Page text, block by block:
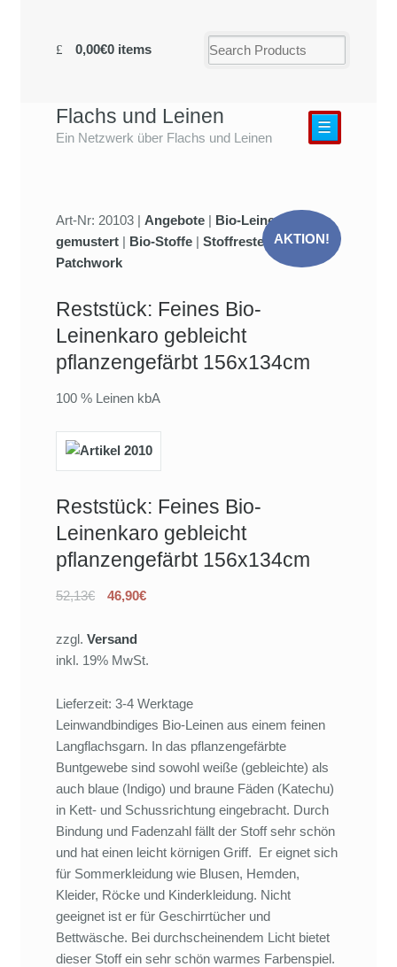
0,00€0 items
Flachs und Leinen
Ein Netzwerk über Flachs und Leinen
☰
AKTION!
Art-Nr: 20103 | Angebote | Bio-Leinengewebe
gemustert | Bio-Stoffe |Stoffreste und
Patchwork
Reststück: Feines Bio-
Leinenkaro gebleicht
pflanzengefärbt 156x134cm
100 % Leinen kbA
Reststück: Feines Bio-
Leinenkaro gebleicht
pflanzengefärbt 156x134cm
52,13€ 46,90€
zzgl.Versand
inkl. 19% MwSt.
Lieferzeit: 3-4 Werktage
Leinwandbindiges Bio-Leinen aus einem feinen
Langflachsgarn. In das pflanzengefärbte
Buntgewebe sind sowohl weiße (gebleichte) als
auch blaue (Indigo) und braune Fäden (Katechu)
in Kett- und Schussrichtung eingebracht. Durch
Bindung und Fadenzahl fällt der Stoff sehr schön
und hat einen leicht körnigen Griff. Er eignet sich
für Sommerkleidung wie Blusen, Hemden,
Kleider, Röcke und Kinderkleidung. Nicht
geeignet ist er für Geschirrtücher und
Bettwäsche. Bei durchscheinendem Licht bietet
dieser Stoff ein sehr schön warmes Farbenspiel.